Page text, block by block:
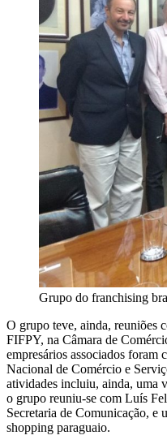
Grupo do franchising
O grupo teve, ainda, reuniões
FIFPY, na Câmara de
empresários associados foram
Nacional de Comércio e
atividades incluiu, ainda, uma
o grupo reuniu-se com Luís
Secretaria de Comunicação, e
shopping paraguaio.